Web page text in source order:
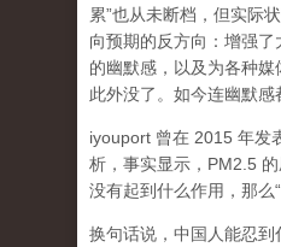
累”也从未断档，但实际
向预期的反方向：增强
的幽默感，以及为各种媒
此外没了。如今连幽默感
iyouport 曾在 2015 年发
析，事实显示，PM2.5
没有起到什么作用，那么
换句话说，中国人能忍到